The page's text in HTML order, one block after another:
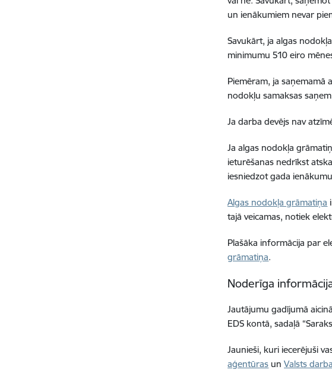
un ienākumiem nevar
Savukārt, ja algas
minimumu 510 eiro
Piemēram, ja saņemamā
nodokļu samaksas
Ja darba devējs nav
Ja algas nodokļa
ieturēšanas nedrīkst
iesniedzot gada
Algas nodokļa grāmatiņa
tajā veicamas, notiek
Plašāka informācija par
grāmatiņa.
Noderīga
Jautājumu gadījumā
EDS kontā, sadaļā
Jaunieši, kuri iecerējuši
aģentūras unValsts